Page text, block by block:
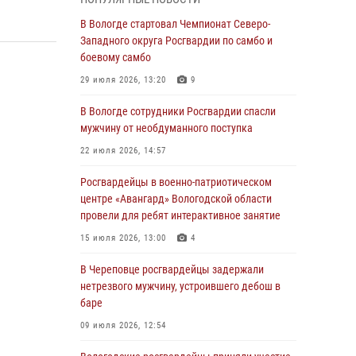
округа Росгвардии по спортивному и боевому
самбо
03 августа 2026, 08:54 8 1
ЗА МИНУВШУЮ НЕДЕЛЮ СОТРУДНИКАМИ
В ВОЛОГОДСКОЙ ОБЛАСТИ ЗАДЕРЖАНО 23
ПРАВОНАРУШИТЕЛЯ
02 августа 2026, 10:37
Росгвардейцы в г. Соколе задержали
несовершеннолетнего нарушителя
на питбайке
31 июля 2026, 06:43
В Вологде стартовал Чемпионат Северо-
Западного округа Росгвардии по самбо и
боевому самбо
29 июля 2026, 13:20
В Вологде стартовал Чемпионат Северо-
Западного округа Росгвардии по самбо и
боевому самбо
29 июля 2026, 13:20 9
В Вологде сотрудники Росгвардии спасли
мужчину от необдуманного поступка
22 июля 2026, 14:57
Росгвардейцы в военно-патриотическом
центре «Авангард» Вологодской области
провели для ребят интерактивное занятие
15 июля 2026, 13:00 4
В Череповце росгвардейцы задержали
нетрезвого мужчину, устроившего дебош в
баре
09 июля 2026, 12:54